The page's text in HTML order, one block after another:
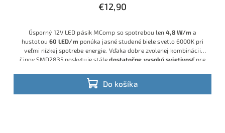
€12,90
Do košíka
Úsporný 12V LED pásik MComp so spotrebou len4,8 W/m a
hustotou 60 LED/m ponúka jasné studené biele svetlo 6000K pri
veľmi nízkej spotrebe energie. Vďaka dobre zvolenej kombinácii
čipov SMD2835 poskytuje stáledostatočne vysokú svietivosť pre